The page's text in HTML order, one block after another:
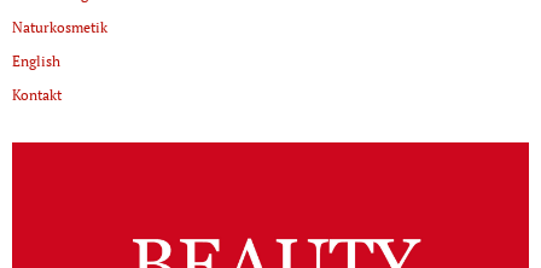
Naturkosmetik
English
Kontakt